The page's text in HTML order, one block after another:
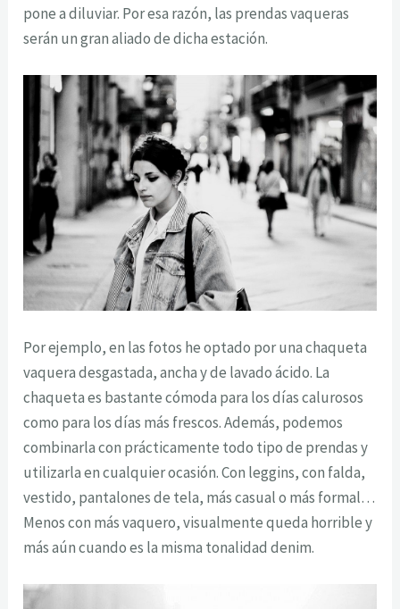
pone a diluviar. Por esa razón, las prendas vaqueras
serán un gran aliado de dicha estación.
Por ejemplo, en las fotos he optado por una chaqueta
vaquera desgastada, ancha y de lavado ácido. La
chaqueta es bastante cómoda para los días calurosos
como para los días más frescos. Además, podemos
combinarla con prácticamente todo tipo de prendas y
utilizarla en cualquier ocasión. Con leggins, con falda,
vestido, pantalones de tela, más casual o más formal…
Menos con más vaquero, visualmente queda horrible y
más aún cuando es la misma tonalidad denim.